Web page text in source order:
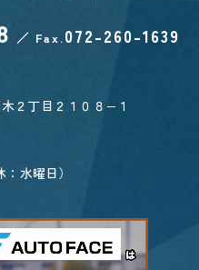
／ Fax.072-260-1639
２丁目２１０８−１
水曜日）